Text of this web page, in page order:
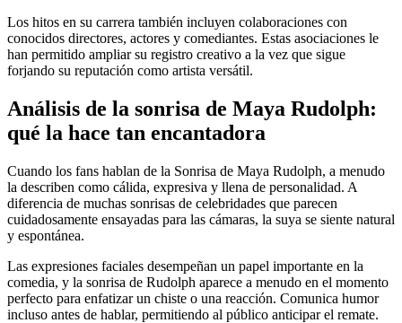
Los hitos en su carrera también incluyen colaboraciones con
conocidos directores, actores y comediantes. Estas asociaciones le
han permitido ampliar su registro creativo a la vez que sigue
forjando su reputación como artista versátil.
Análisis de la sonrisa de Maya Rudolph:
qué la hace tan encantadora
Cuando los fans hablan de la Sonrisa de Maya Rudolph, a menudo
la describen como cálida, expresiva y llena de personalidad. A
diferencia de muchas sonrisas de celebridades que parecen
cuidadosamente ensayadas para las cámaras, la suya se siente natural
y espontánea.
Las expresiones faciales desempeñan un papel importante en la
comedia, y la sonrisa de Rudolph aparece a menudo en el momento
perfecto para enfatizar un chiste o una reacción. Comunica humor
incluso antes de hablar, permitiendo al público anticipar el remate.